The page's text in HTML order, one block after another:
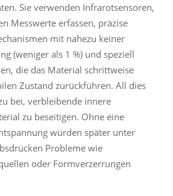
Sie verwenden Infrarotsensoren,
Messwerte erfassen, präzise
mit nahezu keiner
(weniger als 1 %) und speziell
die das Material schrittweise
Zustand zurückführen. All dies
bei, verbleibende innere
zu beseitigen. Ohne eine
würden später unter
Probleme wie
oder Formverzerrungen